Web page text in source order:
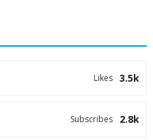
3.5k
Likes
2.8k
Subscribes